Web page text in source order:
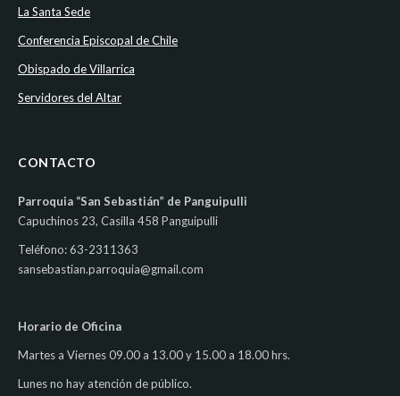
La Santa Sede
Conferencia Episcopal de Chile
Obispado de Villarrica
Servidores del Altar
CONTACTO
Parroquia “San Sebastián” de Panguipulli
Capuchinos 23, Casilla 458 Panguipulli
Teléfono: 63-2311363
sansebastian.parroquia@gmail.com
Horario de Oficina
Martes a Viernes 09.00 a 13.00 y 15.00 a 18.00 hrs.
Lunes no hay atención de público.